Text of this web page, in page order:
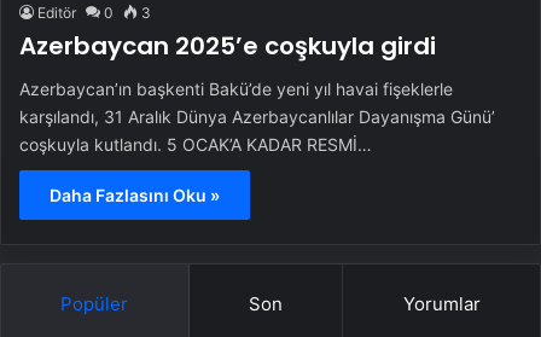
Editör 0 3
Azerbaycan 2025’e coşkuyla girdi
Azerbaycan’ın başkenti Bakü’de yeni yıl havai fişeklerle
karşılandı, 31 Aralık Dünya Azerbaycanlılar Dayanışma Günü’
coşkuyla kutlandı. 5 OCAK’A KADAR RESMİ…
Daha Fazlasını Oku »
Popüler Son Yorumlar